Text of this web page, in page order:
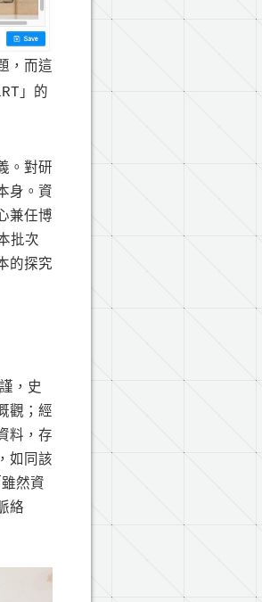
，而這
」的
。對研
身。資
兼任博
批次
的探究
，史
觀；經
料，存
如同該
然資
絡